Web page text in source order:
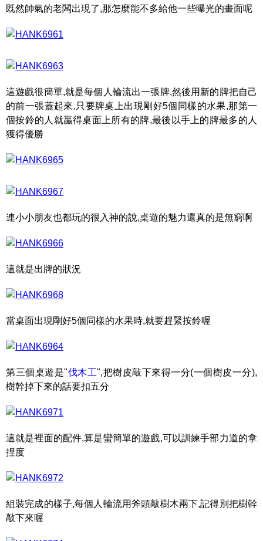
既然帥氣的老闆出現了,那怎麼能不多給他一些曝光的畫面呢
這遊戲很簡單,就是每個人輪流出一張牌,然後用新的牌把自己
的前一張蓋起來,只要牌桌上出現剛好5個同樣的水果,那第一
個按鈴的人就贏得桌面上所有的牌,最後以手上的牌最多的人
獲得優勝
連小小朋友也都玩的很入神的說,桌遊的魅力還真的是無窮啊
這就是出牌的狀況
當桌面出現剛好5個同樣的水果時,就要趕緊按鈴喔
第三個桌遊是"伐木工",把樹皮敲下來得一分(一個樹皮一分),
樹幹掉下來的話要扣五分
這就是裡面的配件,算是蠻簡單的遊戲,可以訓練手部力道的拿
捏度
組裝完成的樣子,每個人輪流用斧頭敲樹木兩下,記得別把樹幹
敲下來喔